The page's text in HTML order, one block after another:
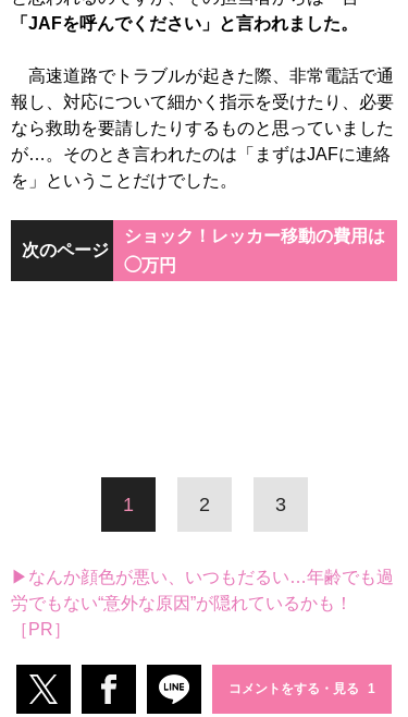
「JAFを呼んでください」と言われました。
高速道路でトラブルが起きた際、非常電話で通
報し、対応について細かく指示を受けたり、必要
なら救助を要請したりするものと思っていました
が…。そのとき言われたのは「まずはJAFに連絡
を」ということだけでした。
次のページ
ショック！レッカー移動の費用は
◯万円
1 2 3
▶なんか顔色が悪い、いつもだるい…年齢でも過
労でもない“意外な原因”が隠れているかも！
［PR］
コメントをする・見る